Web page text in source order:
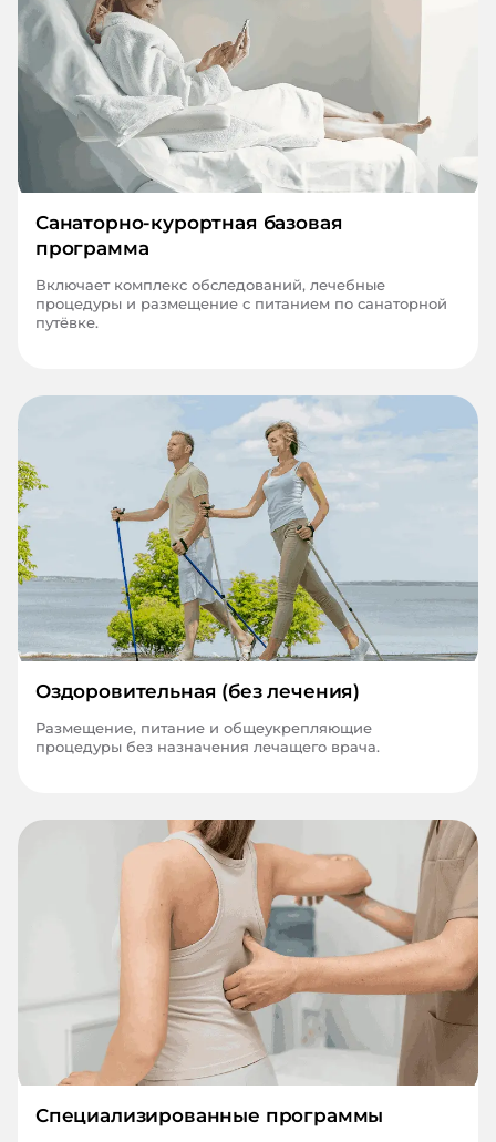
Санаторно-курортная базовая
программа
Включает комплекс обследований, лечебные
процедуры и размещение с питанием по санаторной
путёвке.
Оздоровительная (без лечения)
Размещение, питание и общеукрепляющие
процедуры без назначения лечащего врача.
Специализированные программы